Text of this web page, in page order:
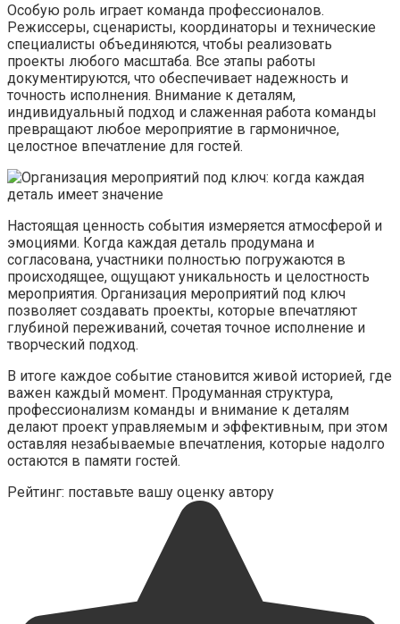
Особую роль играет команда профессионалов.
Режиссеры, сценаристы, координаторы и технические
специалисты объединяются, чтобы реализовать
проекты любого масштаба. Все этапы работы
документируются, что обеспечивает надежность и
точность исполнения. Внимание к деталям,
индивидуальный подход и слаженная работа команды
превращают любое мероприятие в гармоничное,
целостное впечатление для гостей.
Настоящая ценность события измеряется атмосферой и
эмоциями. Когда каждая деталь продумана и
согласована, участники полностью погружаются в
происходящее, ощущают уникальность и целостность
мероприятия. Организация мероприятий под ключ
позволяет создавать проекты, которые впечатляют
глубиной переживаний, сочетая точное исполнение и
творческий подход.
В итоге каждое событие становится живой историей, где
важен каждый момент. Продуманная структура,
профессионализм команды и внимание к деталям
делают проект управляемым и эффективным, при этом
оставляя незабываемые впечатления, которые надолго
остаются в памяти гостей.
Рейтинг: поставьте вашу оценку автору